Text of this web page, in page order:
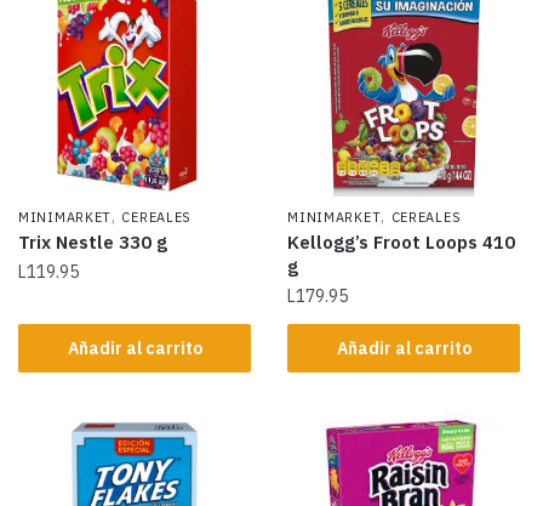
MINIMARKET, CEREALES
Trix Nestle 330 g
L119.95
Añadir al carrito
MINIMARKET, CEREALES
Kellogg’s Froot Loops 410
g
L179.95
Añadir al carrito